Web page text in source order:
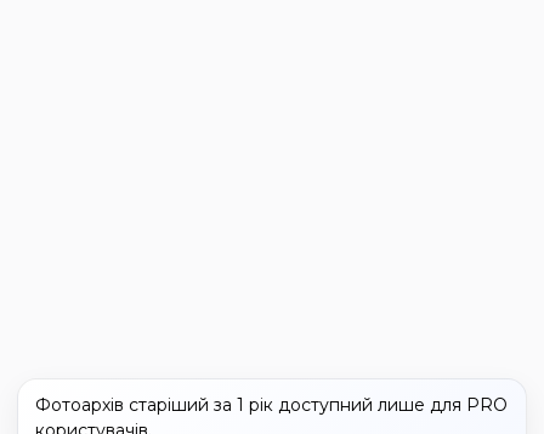
Фотоархів старіший за 1 рік доступний лише для PRO